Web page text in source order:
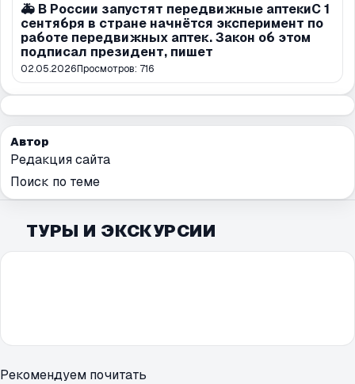
🚑 В России запустят передвижные аптекиС 1
сентября в стране начнётся эксперимент по
работе передвижных аптек. Закон об этом
подписал президент, пишет
02.05.2026Просмотров: 716
Автор
Редакция сайта
Поиск по теме
ТУРЫ И ЭКСКУРСИИ
Рекомендуем почитать